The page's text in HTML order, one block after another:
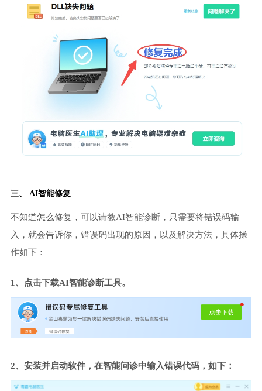
三、 AI智能修复
不知道怎么修复，可以请教AI智能诊断，只需要将错误码输
入，就会告诉你，错误码出现的原因，以及解决方法，具体操
作如下：
1、点击下载AI智能诊断工具。
2、安装并启动软件，在智能问诊中输入错误代码，如下：